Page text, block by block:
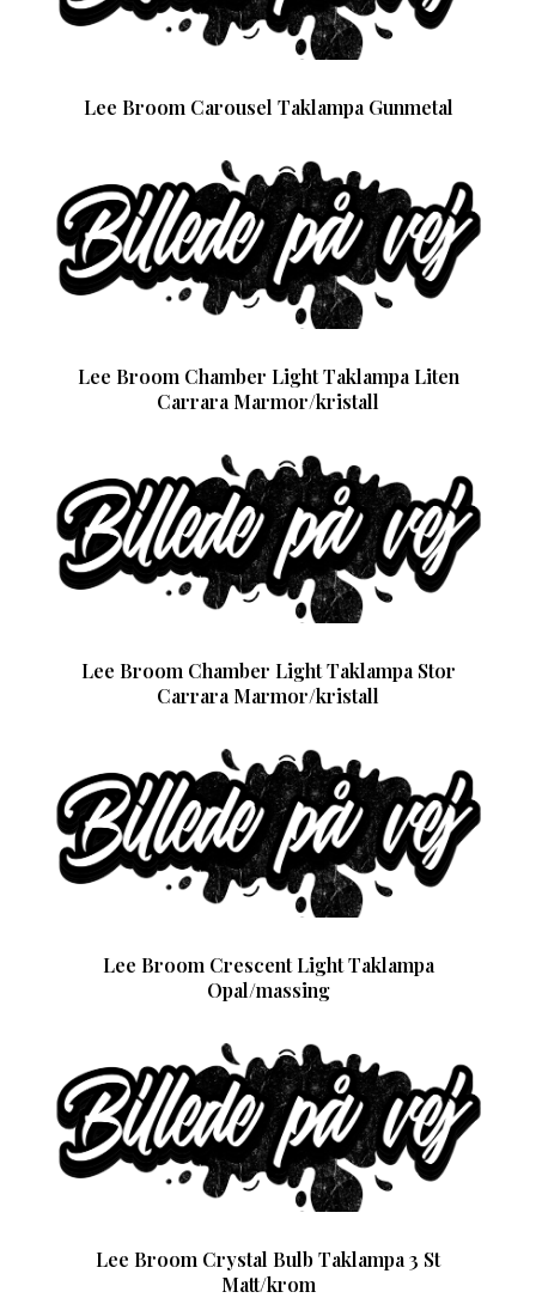
Lee Broom Carousel Taklampa Gunmetal
Lee Broom Chamber Light Taklampa Liten
Carrara Marmor/kristall
Lee Broom Chamber Light Taklampa Stor
Carrara Marmor/kristall
Lee Broom Crescent Light Taklampa
Opal/massing
Lee Broom Crystal Bulb Taklampa 3 St
Matt/krom